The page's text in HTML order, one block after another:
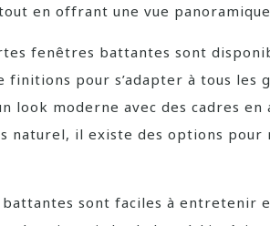
en offrant une vue
fenêtres battantes sont
pour s’adapter à tous les
look moderne avec des cadres en
naturel, il existe des options pour
sont faciles à entretenir